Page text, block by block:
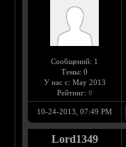
Сообщений: 1
Темы: 0
У нас с: May 2013
Рейтинг: 0
10-24-2013, 07:49 PM
Lord1349